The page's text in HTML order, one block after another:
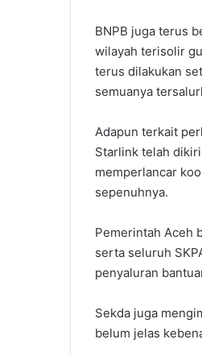
BNPB juga terus
wilayah terisolir
terus dilakukan
semuanya
Adapun terkait
Starlink telah
memperlancar
sepenuhnya.
Pemerintah Aceh
serta seluruh
penyaluran
Sekda juga
belum jelas